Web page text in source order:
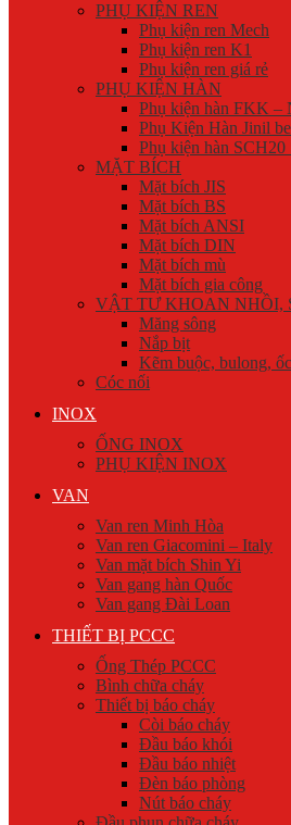
PHỤ KIỆN REN
Phụ kiện ren Mech
Phụ kiện ren K1
Phụ kiện ren giá rẻ
PHỤ KIỆN HÀN
Phụ kiện hàn FKK –
Phụ Kiện Hàn Jinil
Phụ kiện hàn
MẶT BÍCH
Mặt bích JIS
Mặt bích BS
Mặt bích ANSI
Mặt bích DIN
Mặt bích mù
Mặt bích gia công
VẬT TƯ KHOAN NHỒI,
Măng sông
Nắp bịt
Kẽm buộc, bulong,
Cóc nối
INOX
ỐNG INOX
PHỤ KIỆN INOX
VAN
Van ren Minh Hòa
Van ren Giacomini – Italy
Van mặt bích Shin Yi
Van gang hàn Quốc
Van gang Đài Loan
THIẾT BỊ PCCC
Ống Thép PCCC
Bình chữa cháy
Thiết bị báo cháy
Còi báo cháy
Đầu báo khói
Đầu báo nhiệt
Đèn báo phòng
Nút báo cháy